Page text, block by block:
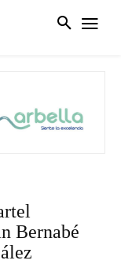
Bernabé